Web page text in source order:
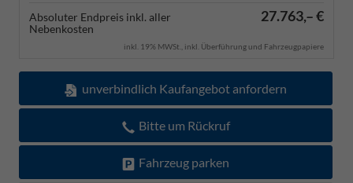
Absoluter Endpreis inkl. aller
Nebenkosten
27.763,– €
inkl. 19% MWSt., inkl. Überführung und Fahrzeugpapiere
unverbindlich Kaufangebot anfordern
Bitte um Rückruf
Fahrzeug parken